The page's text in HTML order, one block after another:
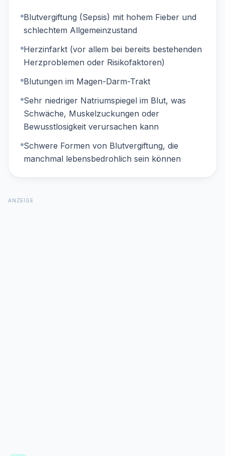
Blutvergiftung (Sepsis) mit hohem Fieber und
schlechtem Allgemeinzustand
Herzinfarkt (vor allem bei bereits bestehenden
Herzproblemen oder Risikofaktoren)
Blutungen im Magen-Darm-Trakt
Sehr niedriger Natriumspiegel im Blut, was
Schwäche, Muskelzuckungen oder
Bewusstlosigkeit verursachen kann
Schwere Formen von Blutvergiftung, die
manchmal lebensbedrohlich sein können
ANZEIGE